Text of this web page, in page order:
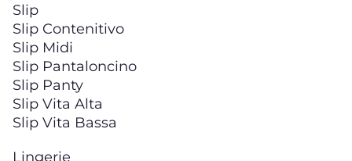
Slip
Slip Contenitivo
Slip Midi
Slip Pantaloncino
Slip Panty
Slip Vita Alta
Slip Vita Bassa
Lingerie